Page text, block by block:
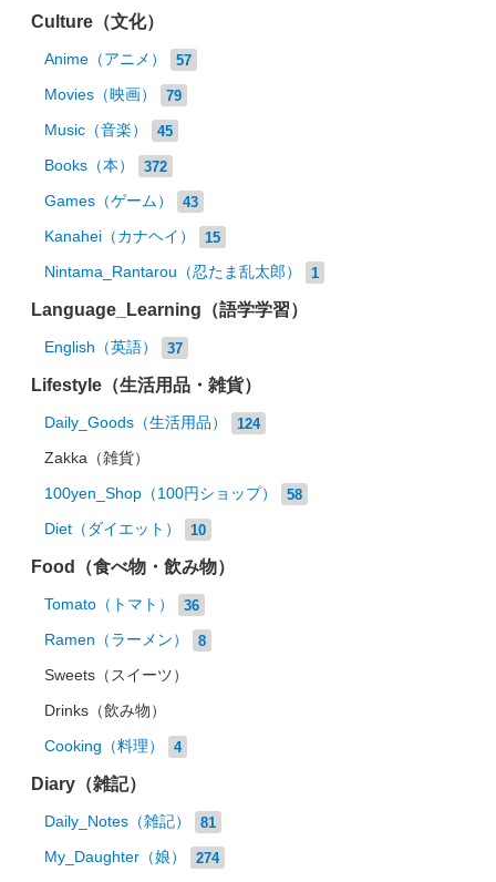
Culture（文化）
Anime（アニメ） 57
Movies（映画） 79
Music（音楽） 45
Books（本） 372
Games（ゲーム） 43
Kanahei（カナヘイ） 15
Nintama_Rantarou（忍たま乱太郎） 1
Language_Learning（語学学習）
English（英語） 37
Lifestyle（生活用品・雑貨）
Daily_Goods（生活用品） 124
Zakka（雑貨）
100yen_Shop（100円ショップ） 58
Diet（ダイエット） 10
Food（食べ物・飲み物）
Tomato（トマト） 36
Ramen（ラーメン） 8
Sweets（スイーツ）
Drinks（飲み物）
Cooking（料理） 4
Diary（雑記）
Daily_Notes（雑記） 81
My_Daughter（娘） 274